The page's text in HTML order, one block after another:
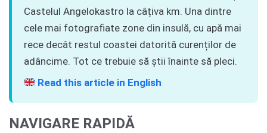
Castelul Angelokastro la câțiva km. Una dintre
cele mai fotografiate zone din insulă, cu apă mai
rece decât restul coastei datorită curenților de
adâncime. Tot ce trebuie să știi înainte să pleci.
Read this article in English
NAVIGARE RAPIDĂ